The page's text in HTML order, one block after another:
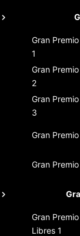
Gran
1
Gran
2
Gran
3
Gran
Gran
Gran
Libres 1